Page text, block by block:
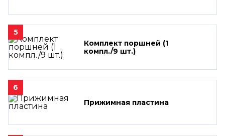
5
Комплект поршней (1
компл./9 шт.)
6
Прижимная пластина